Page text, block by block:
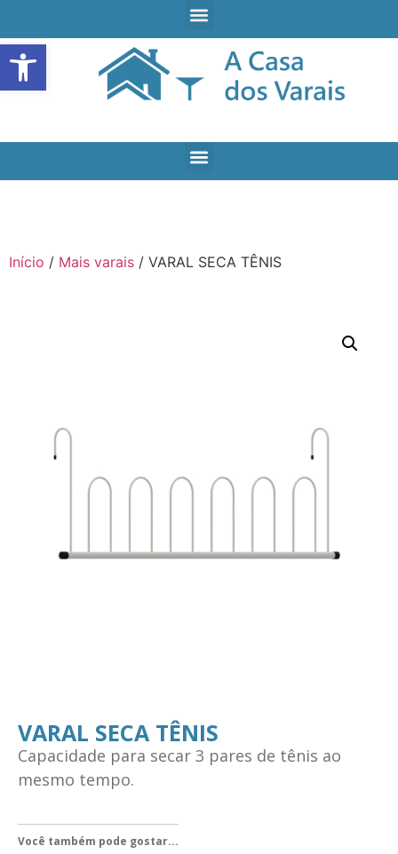
Open toolbar
Início / Mais varais / VARAL SECA TÊNIS
VARAL SECA TÊNIS
Capacidade para secar 3 pares de tênis ao
mesmo tempo.
Você também pode gostar...